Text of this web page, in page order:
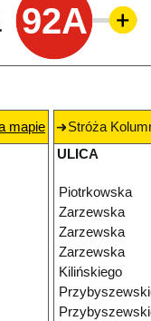
92A
mapie
Stróża
ULICA
Piotrkowska
Zarzewska
Zarzewska
Zarzewska
Kilińskiego